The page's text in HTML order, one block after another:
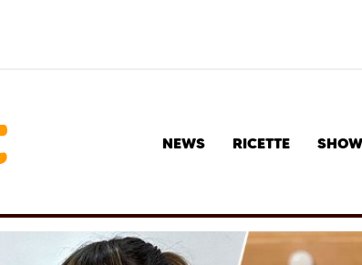
NEWS RICETTE SHOW